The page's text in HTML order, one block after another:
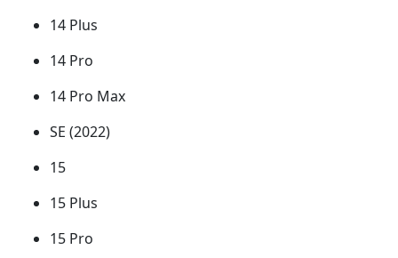
14 Plus
14 Pro
14 Pro Max
SE (2022)
15
15 Plus
15 Pro